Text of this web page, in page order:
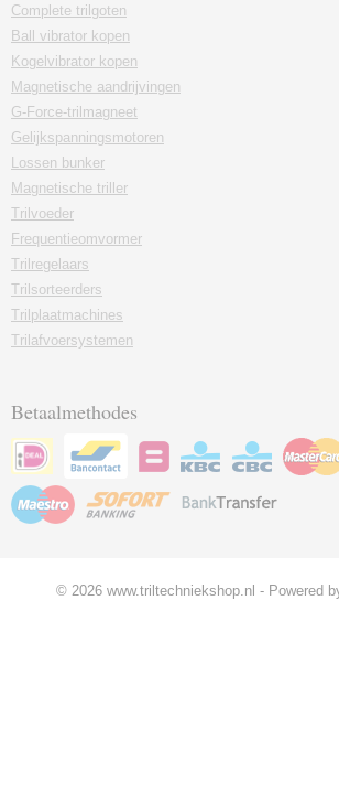
Complete trilgoten
Ball vibrator kopen
Kogelvibrator kopen
Magnetische aandrijvingen
G-Force-trilmagneet
Gelijkspanningsmotoren
Lossen bunker
Magnetische triller
Trilvoeder
Frequentieomvormer
Trilregelaars
Trilsorteerders
Trilplaatmachines
Trilafvoersystemen
Betaalmethodes
© 2026 www.triltechniekshop.nl - Powered